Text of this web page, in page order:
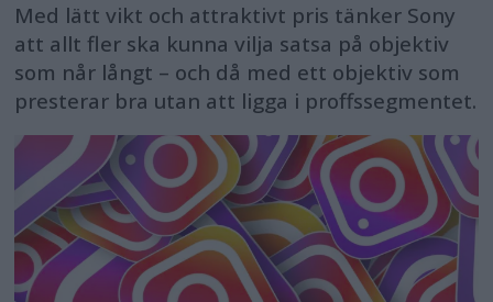
Med lätt vikt och attraktivt pris tänker Sony
att allt fler ska kunna vilja satsa på objektiv
som når långt – och då med ett objektiv som
presterar bra utan att ligga i proffssegmentet.